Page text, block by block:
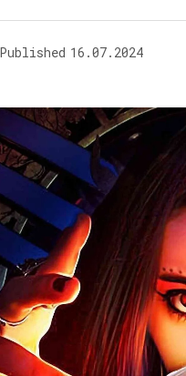
Published 16.07.2024